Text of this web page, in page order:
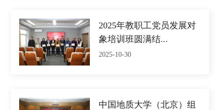
2025年教职工党员发展对
象培训班圆满结...
2025-10-30
中国地质大学（北京）组